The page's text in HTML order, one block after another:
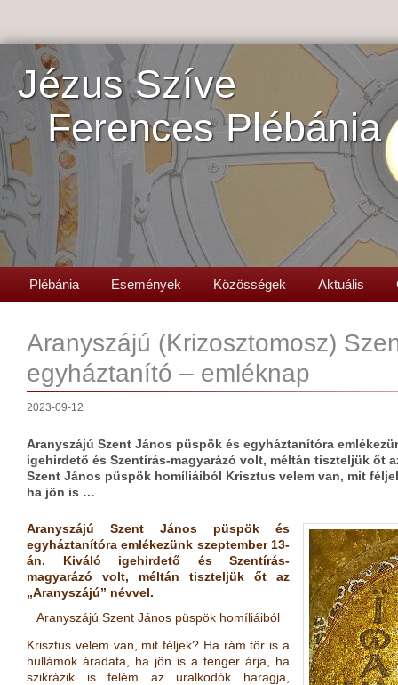
Jézus Szíve
Ferences Plébánia
Plébánia Események Közösségek Aktuális
Aranyszájú (Krizosztomosz)
egyháztanító – emléknap
2023-09-12
Aranyszájú Szent János püspök és egyháztanítóra
igehirdető és Szentírás-magyarázó volt, méltán tiszteljük őt
Szent János püspök homíliáiból Krisztus velem van, mit
ha jön is …
Aranyszájú Szent János püspök és
egyháztanítóra emlékezünk szeptember 13-
án. Kiváló igehirdető és Szentírás-
magyarázó volt, méltán tiszteljük őt az
„Aranyszájú” névvel.
Aranyszájú Szent János püspök homíliáiból
Krisztus velem van, mit féljek? Ha rám tör is a
hullámok áradata, ha jön is a tenger árja, ha
szikrázik is felém az uralkodók haragja,